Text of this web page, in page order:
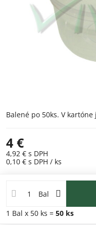
Balené po 50ks. V
4 €
4,92 € s DPH
0,10 € s DPH / ks
Bal
1 Bal x 50 ks = 50 ks